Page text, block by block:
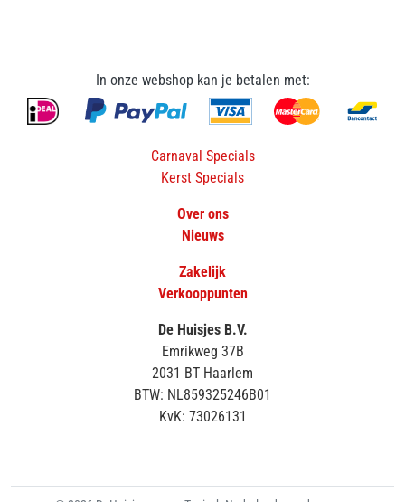
In onze webshop kan je betalen met:
Carnaval Specials
Kerst Specials
Over ons
Nieuws
Zakelijk
Verkooppunten
De Huisjes B.V.
Emrikweg 37B
2031 BT Haarlem
BTW: NL859325246B01
KvK: 73026131